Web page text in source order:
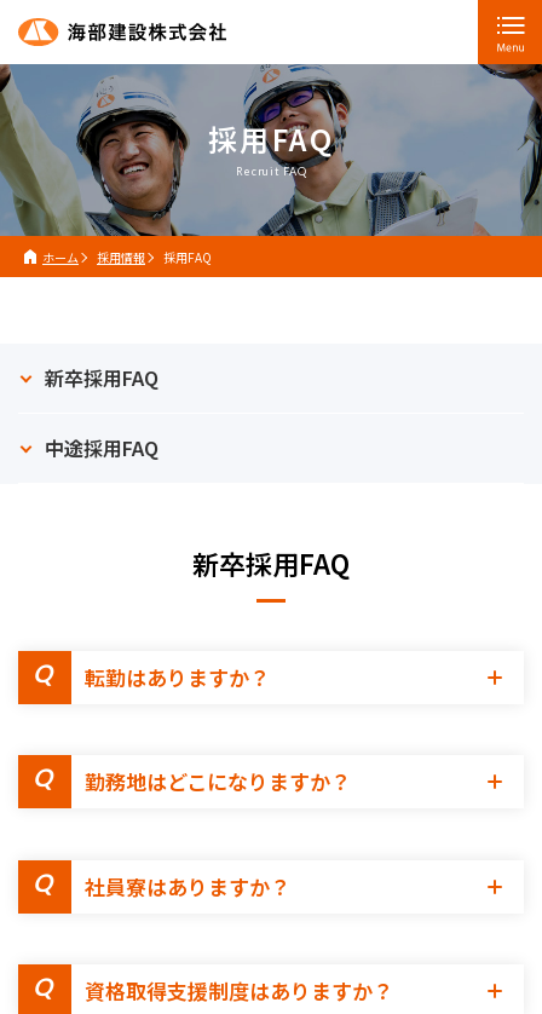
採用FAQ
Recruit FAQ
ホーム 採用情報 採用FAQ
新卒採用FAQ
中途採用FAQ
新卒採用FAQ
転勤はありますか？
勤務地はどこになりますか？
社員寮はありますか？
資格取得支援制度はありますか？